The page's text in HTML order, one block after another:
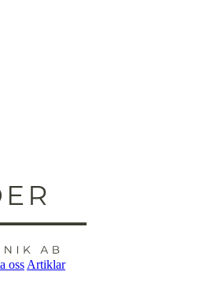
oss Artiklar